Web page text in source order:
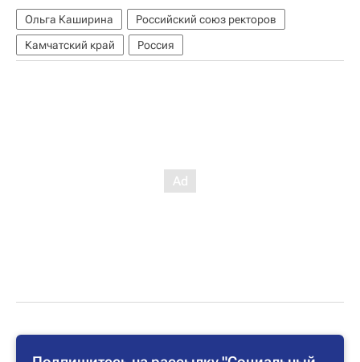
Ольга Каширина
Российский союз ректоров
Камчатский край
Россия